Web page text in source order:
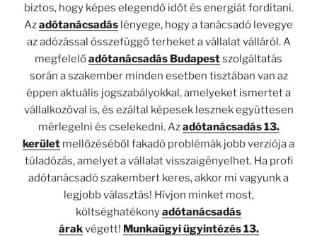
biztos, hogy képes elegendő időt és energiát fordítani.
Azadótanácsadás lényege, hogy a tanácsadó levegye
az adózással összefüggő terheket a vállalat válláról. A
megfelelőadótanácsadás Budapestszolgáltatás
során a szakember minden esetben tisztában van az
éppen aktuális jogszabályokkal, amelyeket ismertet a
vállalkozóval is, és ezáltal képesek lesznek együttesen
mérlegelni és cselekedni. Azadótanácsadás 13.
kerület mellőzéséből fakadó problémák jobb verziója a
túladózás, amelyet a vállalat visszaigényelhet. Ha profi
adótanácsadó szakembert keres, akkor mi vagyunk a
legjobb választás! Hívjon minket most,
költséghatékonyadótanácsadás
árakvégett! Munkaügyi ügyintézés 13.